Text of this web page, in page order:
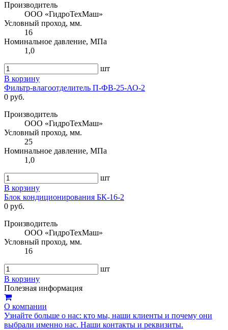
Производитель
ООО «ГидроТехМаш»
Условный проход, мм.
16
Номинальное давление, МПа
1,0
шт
В корзину
Фильтр-влагоотделитель П-ФВ-25-АО-2
0 руб.
Производитель
ООО «ГидроТехМаш»
Условный проход, мм.
25
Номинальное давление, МПа
1,0
шт
В корзину
Блок кондиционирования БК-16-2
0 руб.
Производитель
ООО «ГидроТехМаш»
Условный проход, мм.
16
шт
В корзину
Полезная информация
О компании
Узнайте больше о нас: кто мы, наши клиенты и почему они
выбрали именно нас. Наши контакты и реквизиты.